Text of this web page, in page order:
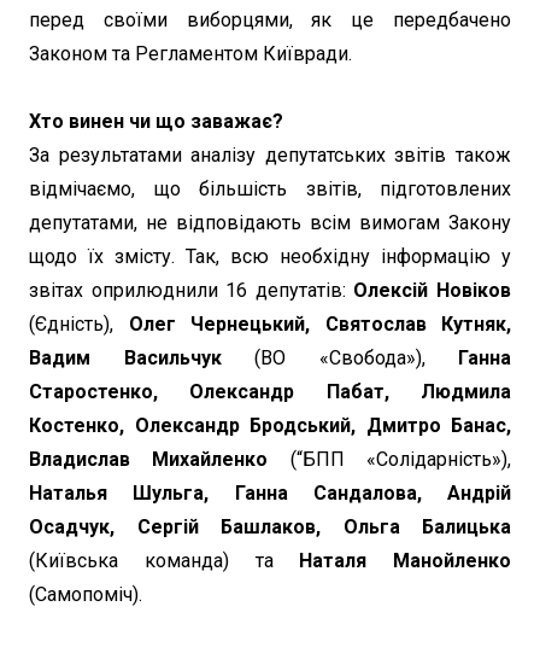
перед своїми виборцями, як це передбачено
Законом та Регламентом Київради.
Хто винен чи що заважає?
За результатами аналізу депутатських звітів також
відмічаємо, що більшість звітів, підготовлених
депутатами, не відповідають всім вимогам Закону
щодо їх змісту. Так, всю необхідну інформацію у
звітах оприлюднили 16 депутатів: Олексій Новіков
(Єдність), Олег Чернецький, Святослав Кутняк,
Вадим Васильчук(ВО «Свобода»),
Ганна
Старостенко, Олександр Пабат, Людмила
Костенко, Олександр Бродський, Дмитро Банас,
Владислав Михайленко (“БПП «Солідарність»),
Наталья Шульга, Ганна Сандалова, Андрій
Осадчук, Сергій Башлаков, Ольга Балицька
(Київська команда) та
Наталя Манойленко
(Самопоміч).